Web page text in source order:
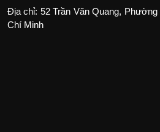
Địa chỉ: 52 Trần Văn Quang,
Chí Minh